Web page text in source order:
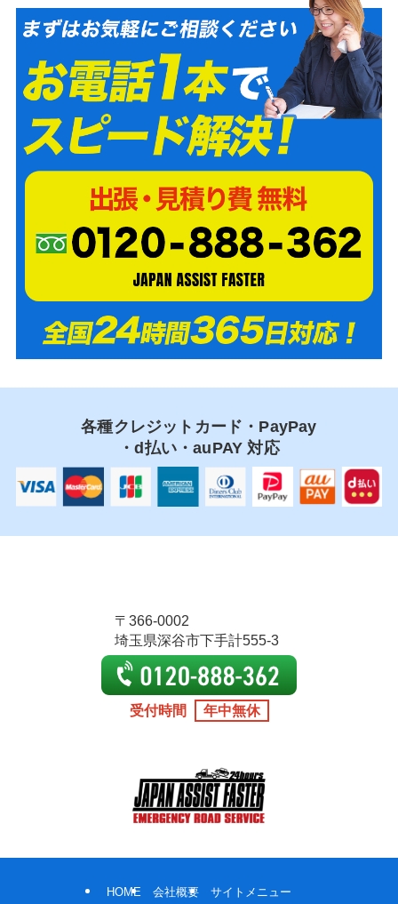
各種クレジットカード・PayPay
・d払い・auPAY 対応
〒366-0002
埼玉県深谷市下手計555-3
受付時間 年中無休
HOME 会社概要 サイトメニュー